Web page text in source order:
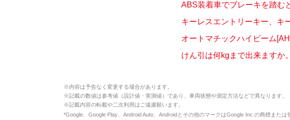
ABS装着車でブレーキを踏む
キーレスエントリーキー、キ
オートマチックハイビーム
けん引は何kgまで出来ますか
※内容は予告なく変更する場合があります。
※記載の数値は参考値（設計値・実測値）であり、車両状態や測定方法などで異なります。
※記載内容の転載や二次利用はご遠慮願います。
*Google、Google Play、Android Auto、Androidとその他のマークはGoogle Inc.の商標または